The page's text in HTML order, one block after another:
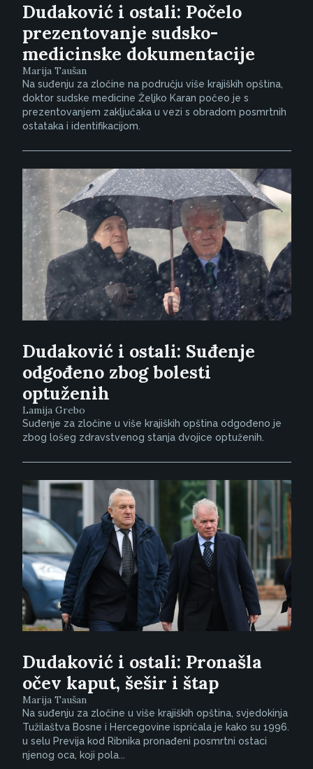
Dudaković i ostali: Počelo
prezentovanje sudsko-
medicinske dokumentacije
Marija Taušan
Na suđenju za zločine na području više krajiških opština,
doktor sudske medicine Željko Karan počeo je s
prezentovanjem zaključaka u vezi s obradom posmrtnih
ostataka i identifikacijom.
Dudaković i ostali: Suđenje
odgođeno zbog bolesti
optuženih
Lamija Grebo
Suđenje za zločine u više krajiških opština odgođeno je
zbog lošeg zdravstvenog stanja dvojice optuženih.
Dudaković i ostali: Pronašla
očev kaput, šešir i štap
Marija Taušan
Na suđenju za zločine u više krajiških opština, svjedokinja
Tužilaštva Bosne i Hercegovine ispričala je kako su 1996.
u selu Previja kod Ribnika pronađeni posmrtni ostaci
njenog oca, koji pola...